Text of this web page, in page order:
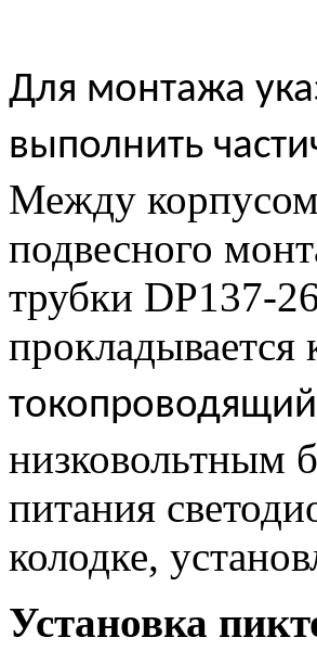
Для монтажа
выполнить
Между корпусом
подвесного
трубки DP137-
прокладывается
низковольтным
питания
колодке,
Установка